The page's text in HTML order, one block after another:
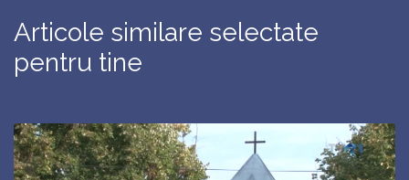
Articole similare selectate
pentru tine